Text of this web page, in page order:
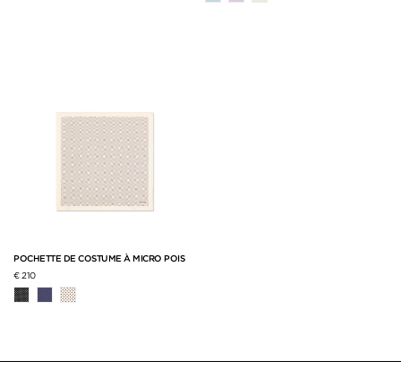
POCHETTE DE COSTUME À MICRO POIS
€ 210